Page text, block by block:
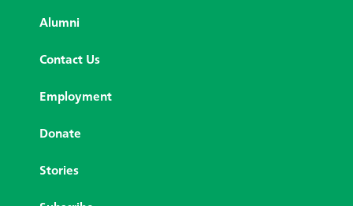
Alumni
Contact Us
Employment
Donate
Stories